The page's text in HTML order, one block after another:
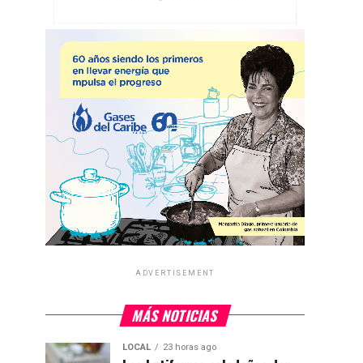
ADVERTISEMENT
MÁS NOTICIAS
LOCAL 23 horas ago